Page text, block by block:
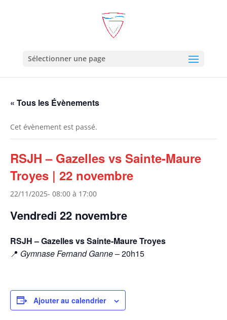
Sélectionner une page
« Tous les Évènements
Cet évènement est passé.
RSJH – Gazelles vs Sainte-Maure
Troyes | 22 novembre
22/11/2025- 08:00 à 17:00
Vendredi 22 novembre
RSJH – Gazelles vs Sainte-Maure Troyes
📍 Gymnase Fernand Ganne– 20h15
Ajouter au calendrier